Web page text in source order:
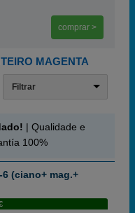
comprar >
MAGENTA
Filtrar
| Qualidade e
100%
(ciano+ mag.+